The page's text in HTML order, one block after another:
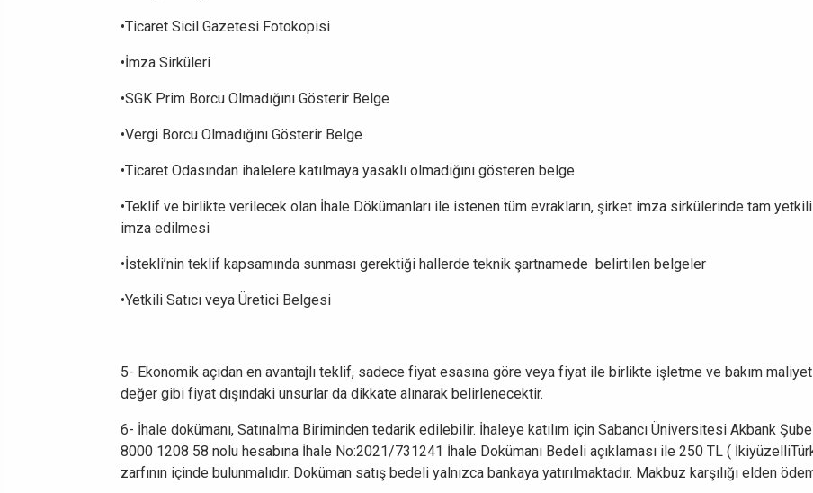
•Ticaret Sicil Gazetesi Fotokopisi
•İmza Sirküleri
•SGK Prim Borcu Olmadığını Gösterir Belge
•Vergi Borcu Olmadığını Gösterir Belge
•Ticaret Odasından ihalelere katılmaya yasaklı olmadığını gösteren belge
•Teklif ve birlikte verilecek olan İhale Dökümanları ile istenen tüm evrakların, şirket imza sirkülerinde tam
imza edilmesi
•İstekli’nin teklif kapsamında sunması gerektiği hallerde teknik şartnamede belirtilen belgeler
•Yetkili Satıcı veya Üretici Belgesi
5- Ekonomik açıdan en avantajlı teklif, sadece fiyat esasına göre veya fiyat ile birlikte işletme ve bakım
değer gibi fiyat dışındaki unsurlar da dikkate alınarak belirlenecektir.
6- İhale dokümanı, Satınalma Biriminden tedarik edilebilir. İhaleye katılım için Sabancı Üniversitesi Akbank
8000 1208 58 nolu hesabına İhale No:2021/731241 İhale Dokümanı Bedeli açıklaması ile 250 TL ( İkiyüzelliTürk
zarfının içinde bulunmalıdır. Doküman satış bedeli yalnızca bankaya yatırılmaktadır. Makbuz karşılığı elden